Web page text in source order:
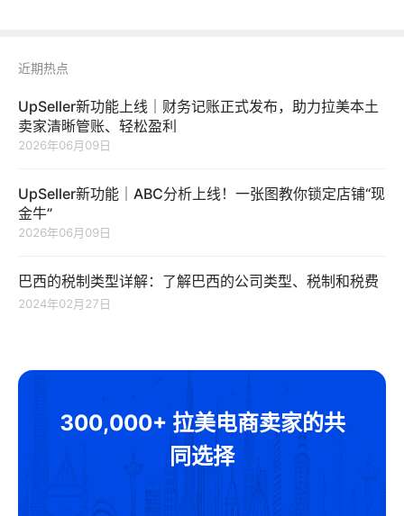
近期热点
UpSeller新功能上线｜财务记账正式发布，助力拉美本土
卖家清晰管账、轻松盈利
2026年06月09日
UpSeller新功能｜ABC分析上线！一张图教你锁定店铺“现
金牛”
2026年06月09日
巴西的税制类型详解：了解巴西的公司类型、税制和税费
2024年02月27日
300,000+ 拉美电商卖家的共
同选择